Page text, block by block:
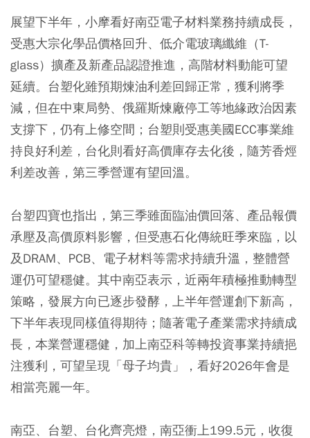
展望下半年，小摩看好南亞電子材料業務持續成長，
受惠大宗化學品價格回升、低介電玻璃纖維（T-
glass）擴產及新產品認證推進，高階材料動能可望
延續。台塑化雖預期煉油利差回歸正常，獲利將季
減，但在中東局勢、俄羅斯煉廠停工等地緣政治因素
支撐下，仍有上修空間；台塑則受惠美國ECC事業維
持良好利差，台化則看好高價庫存去化後，隨芳香烴
利差改善，第三季營運有望回溫。
台塑四寶也指出，第三季雖面臨油價回落、產品報價
承壓及高價原料影響，但受惠石化傳統旺季來臨，以
及DRAM、PCB、電子材料等需求持續升溫，整體營
運仍可望穩健。其中南亞表示，近兩年積極推動轉型
策略，發展方向已逐步發酵，上半年營運創下新高，
下半年表現同樣值得期待；隨著電子產業需求持續成
長，本業營運穩健，加上南亞科等轉投資事業持續挹
注獲利，可望呈現「母子均貴」，看好2026年會是
相當亮麗一年。
南亞、台塑、台化齊亮燈，南亞衝上199.5元，收復